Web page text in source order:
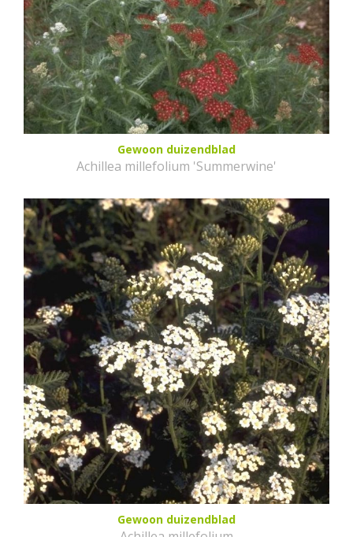
Gewoon duizendblad
Achillea millefolium 'Summerwine'
Gewoon duizendblad